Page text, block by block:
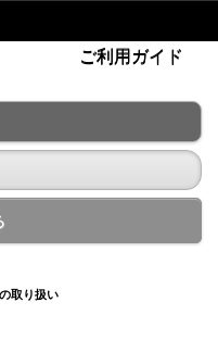
ご利用ガイド
取り扱い